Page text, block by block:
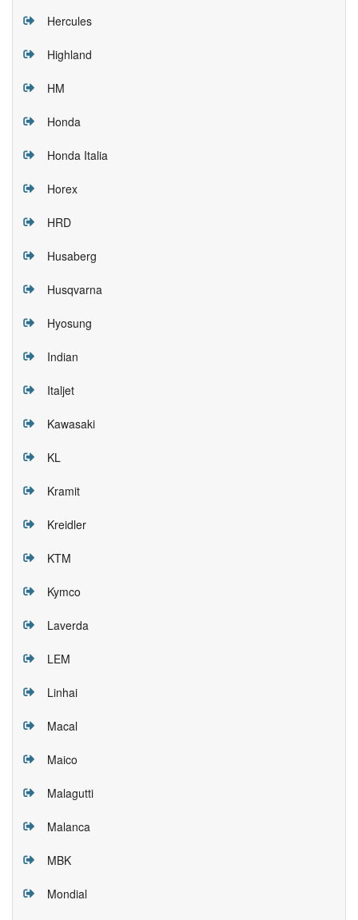
Hercules
Highland
HM
Honda
Honda Italia
Horex
HRD
Husaberg
Husqvarna
Hyosung
Indian
Italjet
Kawasaki
KL
Kramit
Kreidler
KTM
Kymco
Laverda
LEM
Linhai
Macal
Maico
Malagutti
Malanca
MBK
Mondial